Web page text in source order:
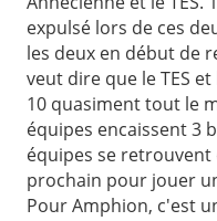
expulsé lors de ces
les deux en début de
veut dire que le TES et
10 quasiment tout le
équipes encaissent 3
équipes se retrouvent
prochain pour jouer
Pour Amphion, c'est